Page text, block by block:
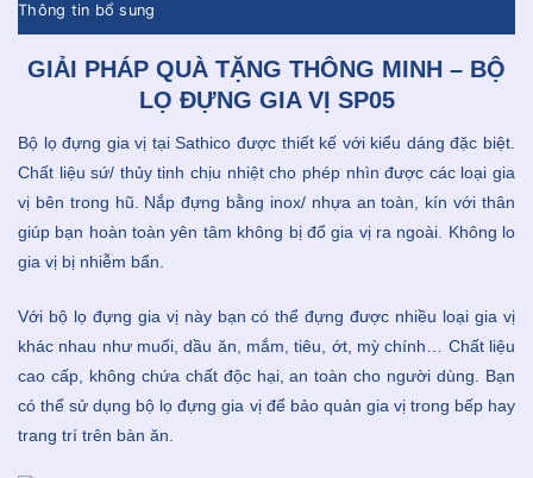
Thông tin bổ sung
GIẢI PHÁP QUÀ TẶNG THÔNG MINH – BỘ
LỌ ĐỰNG GIA VỊ SP05
Bộ lọ đựng gia vị tại Sathico được thiết kế với kiểu dáng đặc biệt.
Chất liệu sứ/ thủy tinh chịu nhiệt cho phép nhìn được các loại gia
vị bên trong hũ. Nắp đựng bằng inox/ nhựa an toàn, kín với thân
giúp bạn hoàn toàn yên tâm không bị đổ gia vị ra ngoài. Không lo
gia vị bị nhiễm bẩn.
Với bộ lọ đựng gia vị này bạn có thể đựng được nhiều loại gia vị
khác nhau như muối, dầu ăn, mắm, tiêu, ớt, mỳ chính… Chất liệu
cao cấp, không chứa chất độc hại, an toàn cho người dùng. Bạn
có thể sử dụng bộ lọ đựng gia vị để bảo quản gia vị trong bếp hay
trang trí trên bàn ăn.